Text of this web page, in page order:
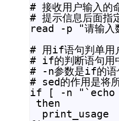
# 接收用户输入的
# 提示信息后面指
read -p "请输
# 用if语句判单用
# if的判断语句用
# -n参数是if的语
# sed的作用是将
if [ -n "`echo
then
  print_usage